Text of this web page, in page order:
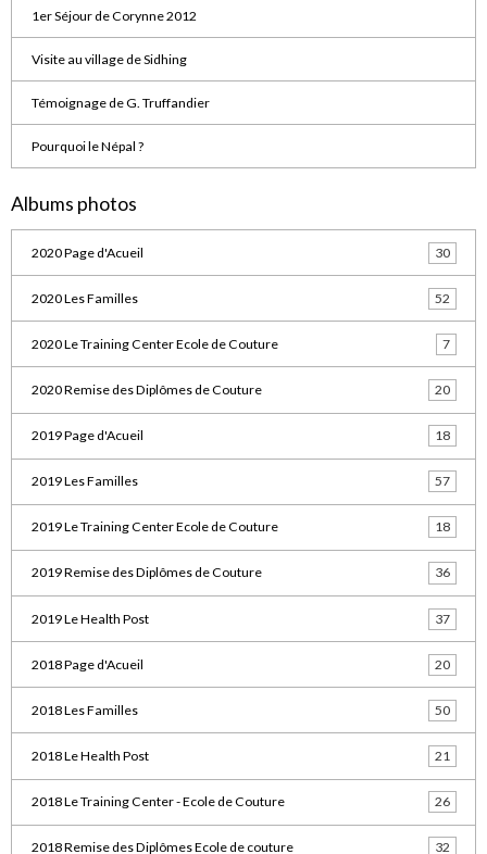
1er Séjour de Corynne 2012
Visite au village de Sidhing
Témoignage de G. Truffandier
Pourquoi le Népal ?
Albums photos
2020 Page d'Acueil 30
2020 Les Familles 52
2020 Le Training Center Ecole de Couture 7
2020 Remise des Diplômes de Couture 20
2019 Page d'Acueil 18
2019 Les Familles 57
2019 Le Training Center Ecole de Couture 18
2019 Remise des Diplômes de Couture 36
2019 Le Health Post 37
2018 Page d'Acueil 20
2018 Les Familles 50
2018 Le Health Post 21
2018 Le Training Center - Ecole de Couture 26
2018 Remise des Diplômes Ecole de couture 32